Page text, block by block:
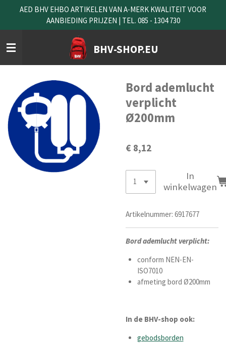
naar
de
hoofdinhoud
BHV-SHOP.EU
AED BHV EHBO ARTIKELEN VAN A-MERK KWALITEIT VOOR
AANBIEDING PRIJZEN | TEL. 085 - 1304 730
Bord ademlucht
verplicht
Ø200mm
€ 8,12
In
winkelwagen
Artikelnummer: 6917677
Bord ademlucht verplicht:
conform NEN-EN-
ISO7010
afmeting bord Ø200mm
In de BHV-shop ook:
gebodsborden